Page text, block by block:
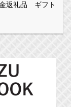
返礼品 ギフト